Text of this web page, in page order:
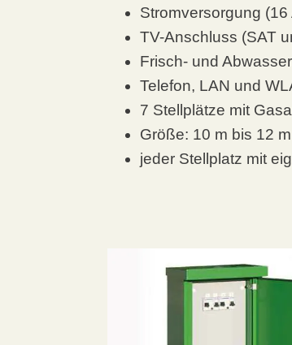
Stromversorgung (16
TV-Anschluss (SAT
Frisch- und
Telefon, LAN und
7 Stellplätze mit
Größe: 10 m bis 12
jeder Stellplatz mit